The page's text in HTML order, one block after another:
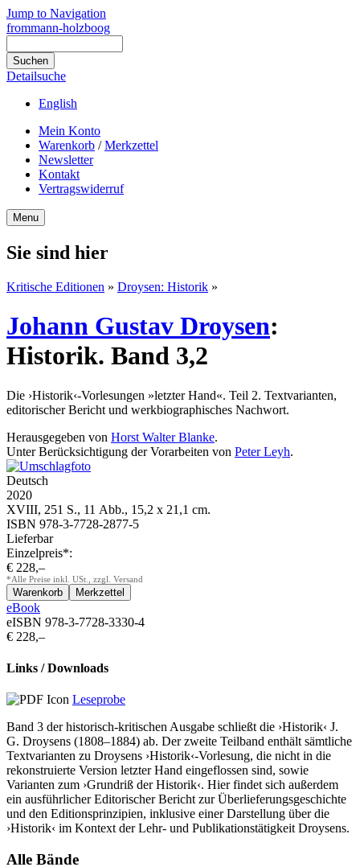
Jump to Navigation
frommann-holzboog
Detailsuche
English
Mein Konto
Warenkorb /Merkzettel
Newsletter
Kontakt
Vertragswiderruf
Menu
Sie sind hier
Kritische Editionen » Droysen: Historik »
Johann Gustav Droysen:
Historik. Band 3,2
Die ›Historik‹-Vorlesungen »letzter Hand«. Teil 2. Textvarianten,
editorischer Bericht und werkbiographisches Nachwort.
Herausgegeben von Horst Walter Blanke.
Unter Berücksichtigung der Vorarbeiten von Peter Leyh.
Deutsch
2020
XVIII, 251 S., 11 Abb., 15,2 x 21,1 cm.
ISBN 978-3-7728-2877-5
Lieferbar
Einzelpreis*:
€ 228,–
*Alle Preise inkl. USt., zzgl. Versand
eBook
eISBN 978-3-7728-3330-4
€ 228,–
Links / Downloads
Leseprobe
Band 3 der historisch-kritischen Ausgabe schließt die ›Historik‹ J.
G. Droysens (1808–1884) ab. Der zweite Teilband enthält sämtliche
Textvarianten zu Droysens ›Historik‹-Vorlesung, die nicht in die
rekonstruierte Version letzter Hand eingeflossen sind, sowie
Varianten zum ›Grundriß der Historik‹. Hier findet sich außerdem
ein ausführlicher Editorischer Bericht zur Überlieferungsgeschichte
und den Editionsprinzipien, inklusive einer Darstellung über die
›Historik‹ im Kontext der Lehr- und Publikationstätigkeit Droysens.
Alle Bände